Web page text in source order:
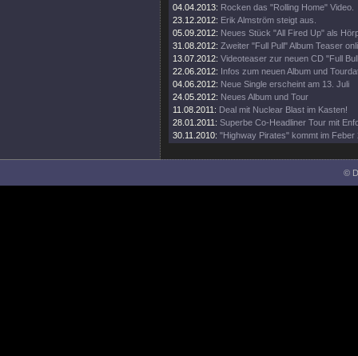
04.04.2013: Rocken das "Rolling Home" Video.
23.12.2012: Erik Almström steigt aus.
05.09.2012: Neues Stück "All Fired Up" als
31.08.2012: Zweiter "Full Pull" Album Teaser
13.07.2012: Videoteaser zur neuen CD "Full
22.06.2012: Infos zum neuen Album und
04.06.2012: Neue Single erscheint am 13. Juli
24.05.2012: Neues Album und Tour
11.08.2011: Deal mit Nuclear Blast im Kasten!
28.01.2011: Superbe Co-Headliner Tour mit
30.11.2010: "Highway Pirates" kommt im Feber
©